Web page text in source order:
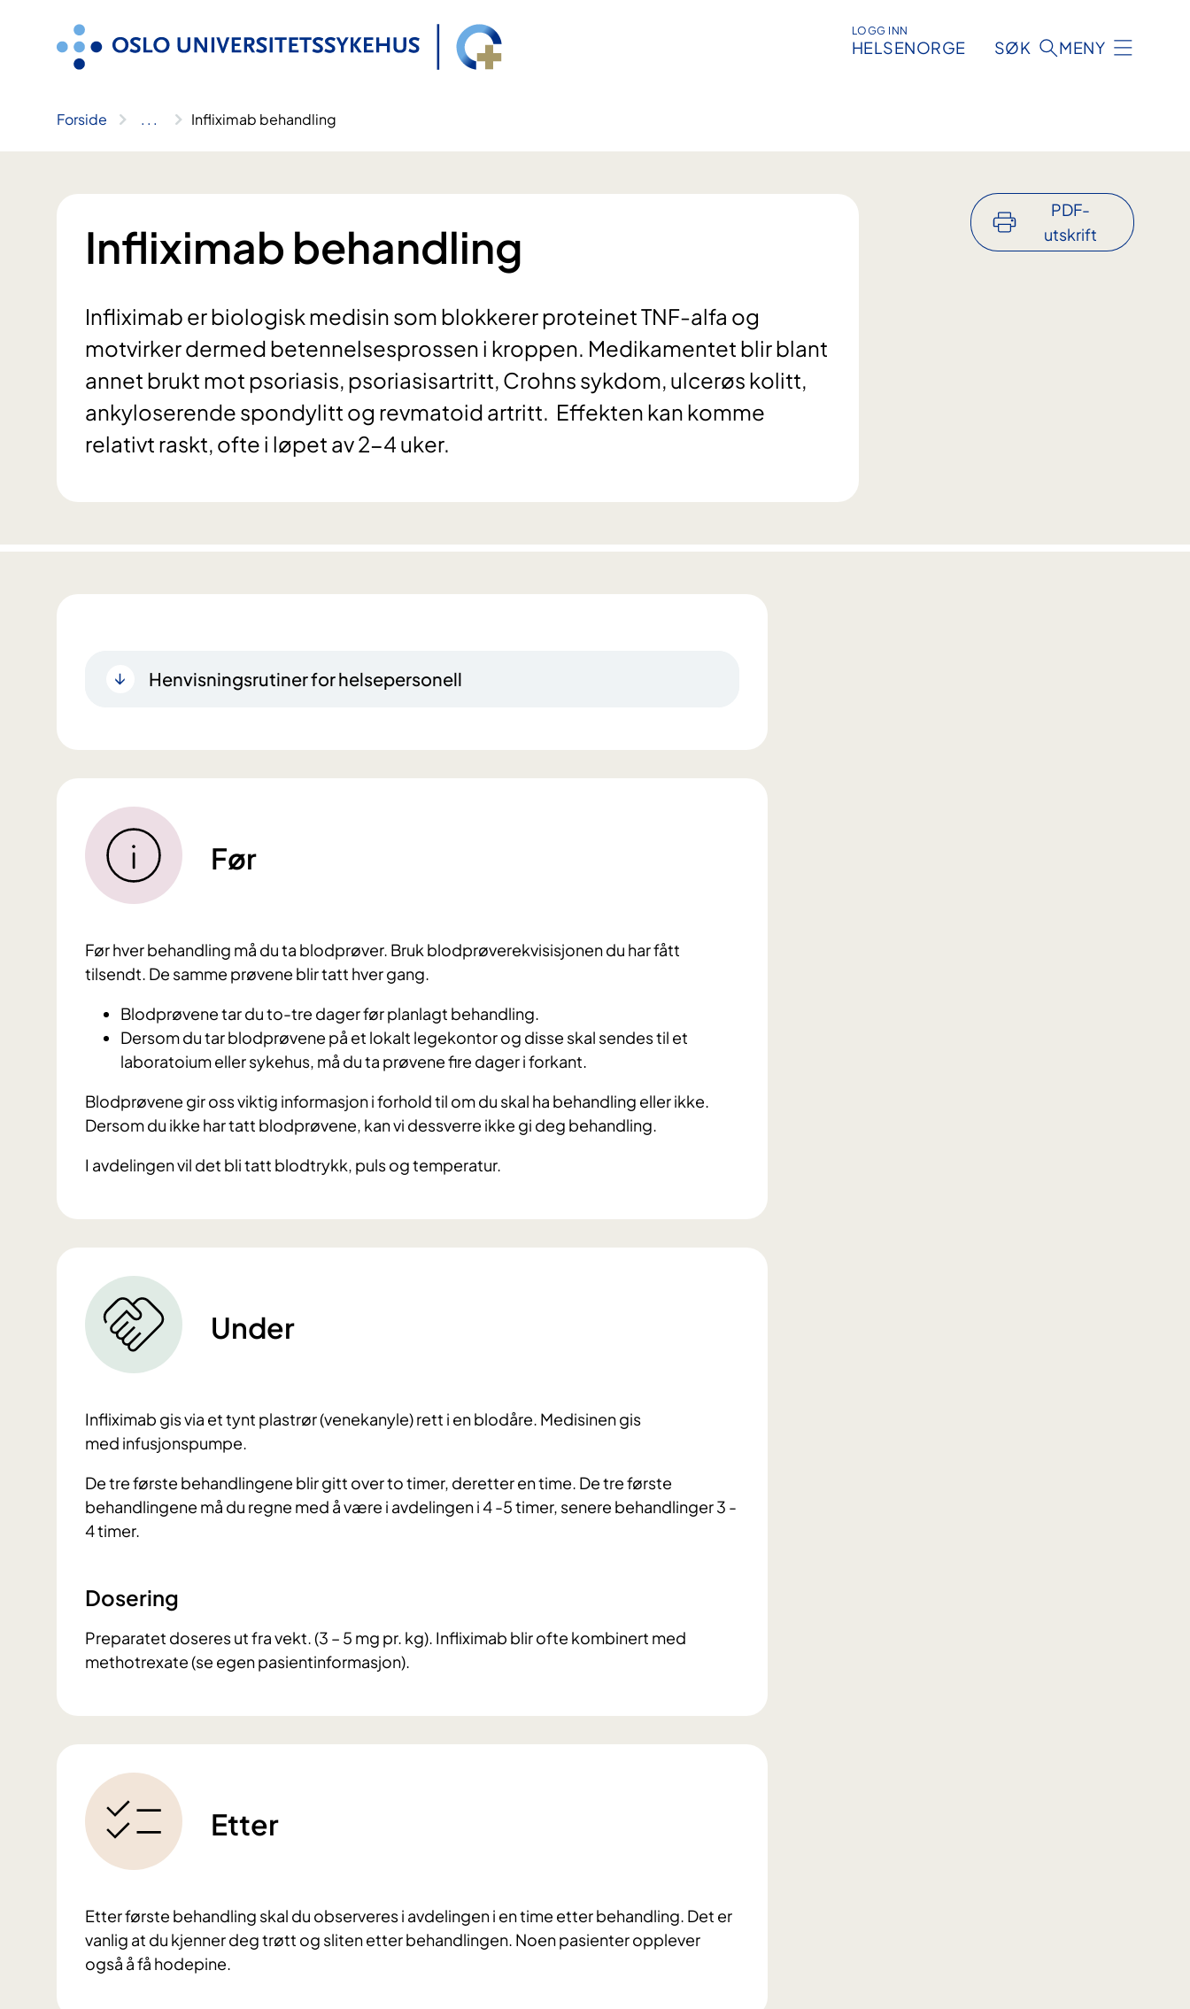
LOGG INN
HELSENORGE SØK MENY
Forside .. . Infliximab behandling
Infliximab behandling
Infliximab er biologisk medisin som blokkerer proteinet TNF-alfa og
motvirker dermed betennelsesprossen i kroppen. Medikamentet blir blant
annet brukt mot psoriasis, psoriasisartritt, Crohns sykdom, ulcerøs kolitt,
ankyloserende spondylitt og revmatoid artritt. Effekten kan komme
relativt raskt, ofte i løpet av 2-4 uker.
PDF-
utskrift
Henvisningsrutiner for helsepersonell
Før
Før hver behandling må du ta blodprøver. Bruk blodprøverekvisisjonen du har fått
tilsendt. De samme prøvene blir tatt hver gang.
Blodprøvene tar du to-tre dager før planlagt behandling.
Dersom du tar blodprøvene på et lokalt legekontor og disse skal sendes til et
laboratoium eller sykehus, må du ta prøvene fire dager i forkant.
Blodprøvene gir oss viktig informasjon i forhold til om du skal ha behandling eller ikke.
Dersom du ikke har tatt blodprøvene, kan vi dessverre ikke gi deg behandling.
I avdelingen vil det bli tatt blodtrykk, puls og temperatur.
Under
Infliximab gis via et tynt plastrør (venekanyle) rett i en blodåre. Medisinen gis
med infusjonspumpe.
De tre første behandlingene blir gitt over to timer, deretter en time. De tre første
behandlingene må du regne med å være i avdelingen i 4 -5 timer, senere behandlinger 3 -
4 timer.
Dosering
Preparatet doseres ut fra vekt. (3 – 5 mg pr. kg). Infliximab blir ofte kombinert med
methotrexate (se egen pasientinformasjon).
Etter
Etter første behandling skal du observeres i avdelingen i en time etter behandling. Det er
vanlig at du kjenner deg trøtt og sliten etter behandlingen. Noen pasienter opplever
også å få hodepine.